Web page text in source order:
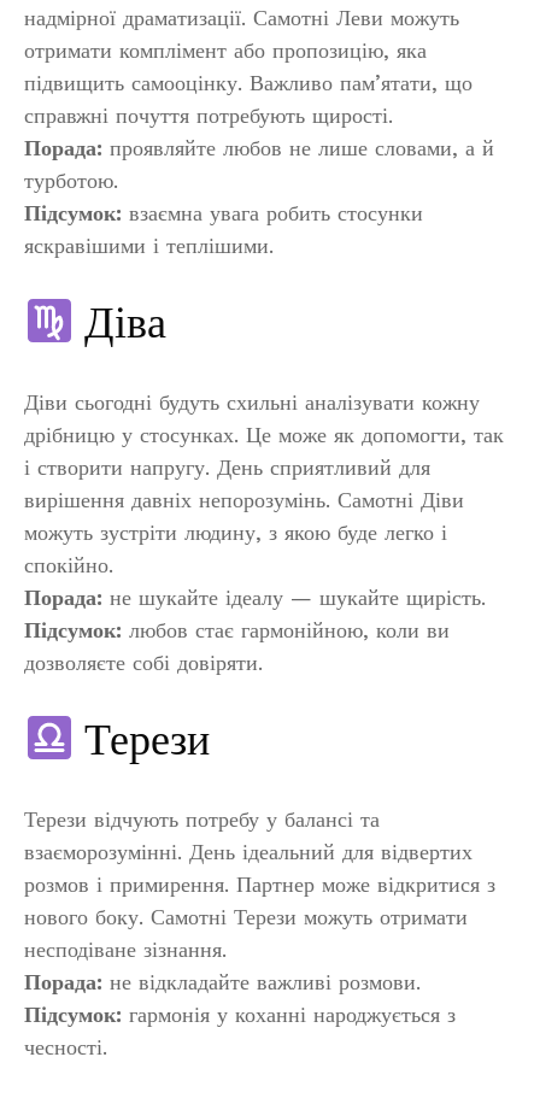
надмірної драматизації. Самотні Леви можуть
отримати комплімент або пропозицію, яка
підвищить самооцінку. Важливо пам’ятати, що
справжні почуття потребують щирості.
Порада: проявляйте любов не лише словами, а й
турботою.
Підсумок: взаємна увага робить стосунки
яскравішими і теплішими.
Діва
Діви сьогодні будуть схильні аналізувати кожну
дрібницю у стосунках. Це може як допомогти, так
і створити напругу. День сприятливий для
вирішення давніх непорозумінь. Самотні Діви
можуть зустріти людину, з якою буде легко і
спокійно.
Порада: не шукайте ідеалу — шукайте щирість.
Підсумок: любов стає гармонійною, коли ви
дозволяєте собі довіряти.
Терези
Терези відчують потребу у балансі та
взаєморозумінні. День ідеальний для відвертих
розмов і примирення. Партнер може відкритися з
нового боку. Самотні Терези можуть отримати
несподіване зізнання.
Порада: не відкладайте важливі розмови.
Підсумок: гармонія у коханні народжується з
чесності.